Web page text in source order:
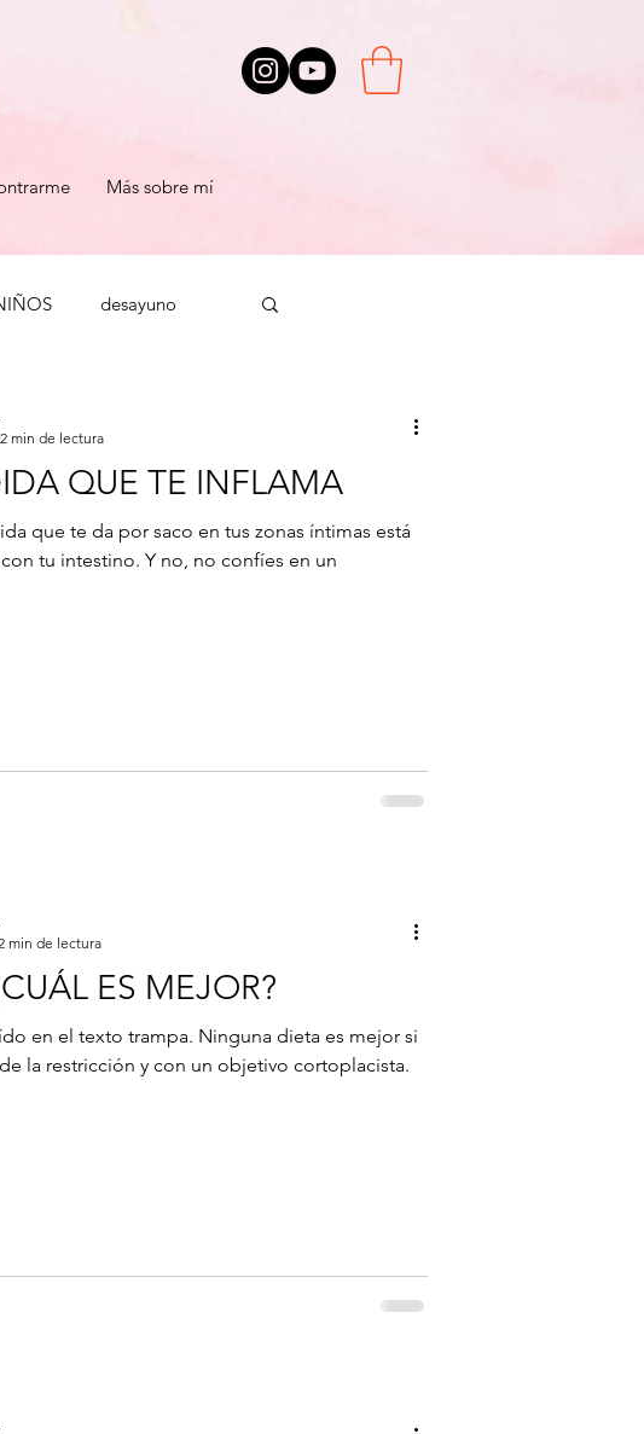
Más sobre mí
desayuno
hábitos estrés
QUE TE INFLAMA
que te da por saco en tus zonas íntimas está
tu intestino. Y no, no confíes en un
2 min de lectura
ES MEJOR?
en el texto trampa. Ninguna dieta es mejor si
la restricción y con un objetivo cortoplacista.
min de lectura